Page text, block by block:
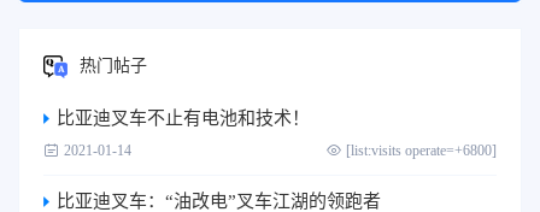
热门帖子
比亚迪叉车不止有电池和技术！
2021-01-14 [list:visits operate=+6800]
比亚迪叉车：“油改电”叉车江湖的领跑者